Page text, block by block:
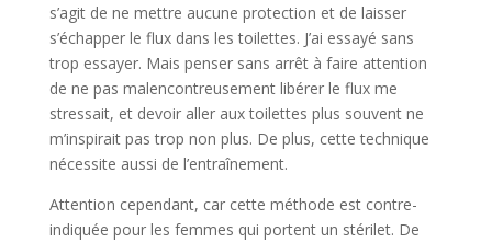
s’agit de ne mettre aucune protection et de laisser
s’échapper le flux dans les toilettes. J’ai essayé sans
trop essayer. Mais penser sans arrêt à faire attention
de ne pas malencontreusement libérer le flux me
stressait, et devoir aller aux toilettes plus souvent ne
m’inspirait pas trop non plus. De plus, cette technique
nécessite aussi de l’entraînement.
Attention cependant, car cette méthode est contre-
indiquée pour les femmes qui portent un stérilet. De